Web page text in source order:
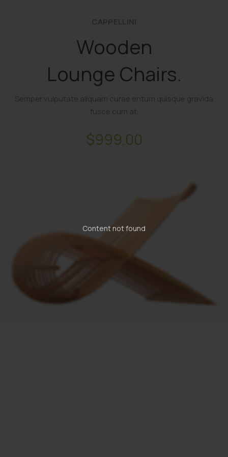
Content not found
CAPPELLINI
Wooden
Lounge Chairs.
Semper vulputate aliquam curae entum quisque gravida
fusce cum at.
$999.00